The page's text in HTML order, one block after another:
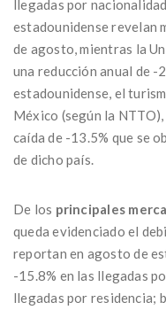
llegadas por
estadounidense revelan
de agosto, mientras la
una reducción anual de -
estadounidense, el
México (según la
caída de -13.5% que se
de dicho país.
De los principales
queda evidenciado el
reportan en agosto de
-15.8% en las llegadas
llegadas por residencia;